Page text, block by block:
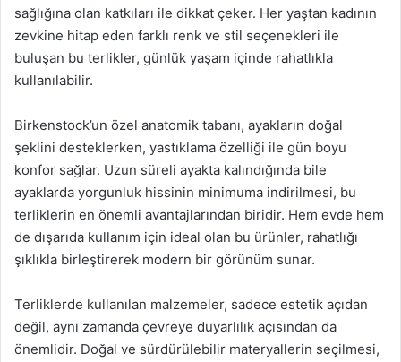
sağlığına olan katkıları ile dikkat çeker. Her yaştan kadının
zevkine hitap eden farklı renk ve stil seçenekleri ile
buluşan bu terlikler, günlük yaşam içinde rahatlıkla
kullanılabilir.
Birkenstock’un özel anatomik tabanı, ayakların doğal
şeklini desteklerken, yastıklama özelliği ile gün boyu
konfor sağlar. Uzun süreli ayakta kalındığında bile
ayaklarda yorgunluk hissinin minimuma indirilmesi, bu
terliklerin en önemli avantajlarından biridir. Hem evde hem
de dışarıda kullanım için ideal olan bu ürünler, rahatlığı
şıklıkla birleştirerek modern bir görünüm sunar.
Terliklerde kullanılan malzemeler, sadece estetik açıdan
değil, aynı zamanda çevreye duyarlılık açısından da
önemlidir. Doğal ve sürdürülebilir materyallerin seçilmesi,